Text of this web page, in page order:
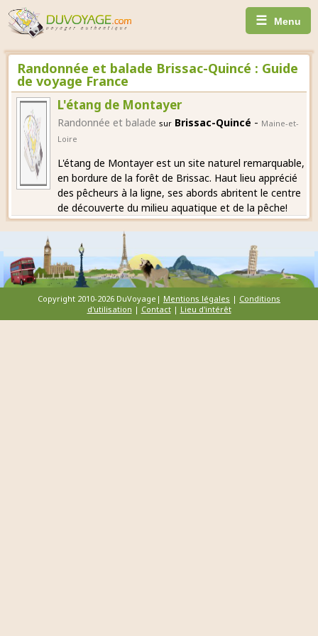
☰ Menu
Randonnée et balade Brissac-Quincé : Guide
de voyage France
L'étang de Montayer
Randonnée et balade sur Brissac-Quincé - Maine-et-
Loire
L'étang de Montayer est un site naturel remarquable,
en bordure de la forêt de Brissac. Haut lieu apprécié
des pêcheurs à la ligne, ses abords abritent le centre
de découverte du milieu aquatique et de la pêche!
Copyright 2010-2026 DuVoyage| Mentions légales | Conditions
d'utilisation | Contact| Lieu d'intérêt